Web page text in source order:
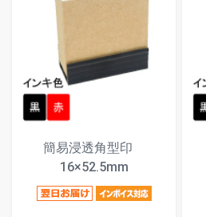
簡易浸透角型印
16×52.5mm